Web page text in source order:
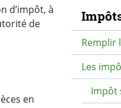
d’impôt, à
de
en
Remplir
Les
Impôt